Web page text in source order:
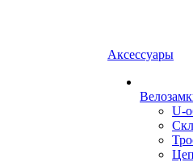
Аксессуары
U-